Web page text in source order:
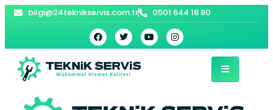
bilgi@24teknikservis.com.tr 0501 644 18 80